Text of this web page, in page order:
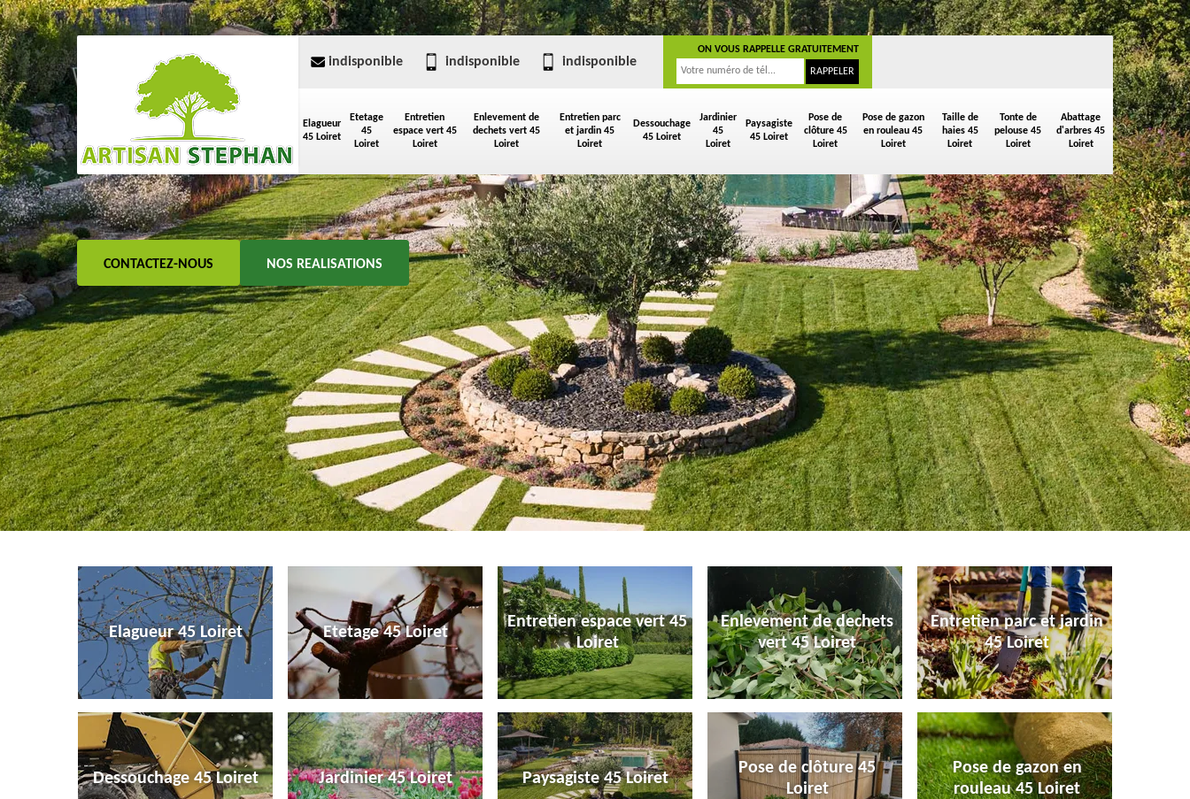
Elagueur
45 Loiret
Etetage
45
Loiret
Entretien
espace vert 45
Loiret
Enlevement de
dechets vert 45
Loiret
Entretien parc
et jardin 45
Loiret
Dessouchage
45 Loiret
Jardinier
45
Loiret
Paysagiste
45 Loiret
Pose de
clôture 45
Loiret
Pose de gazon
en rouleau 45
Loiret
Taille de
haies 45
Loiret
Tonte de
pelouse 45
Loiret
Abattage
d'arbres 45
Loiret
indisponible indisponible indisponible
ON VOUS RAPPELLE GRATUITEMENT
CONTACTEZ-NOUS NOS REALISATIONS
Elagueur 45 Loiret Etetage 45 Loiret
Entretien espace vert 45
Loiret
Enlevement de dechets
vert 45 Loiret
Entretien parc et jardin
45 Loiret
Dessouchage 45 Loiret Jardinier 45 Loiret Paysagiste 45 Loiret
Pose de clôture 45
Loiret
Pose de gazon en
rouleau 45 Loiret